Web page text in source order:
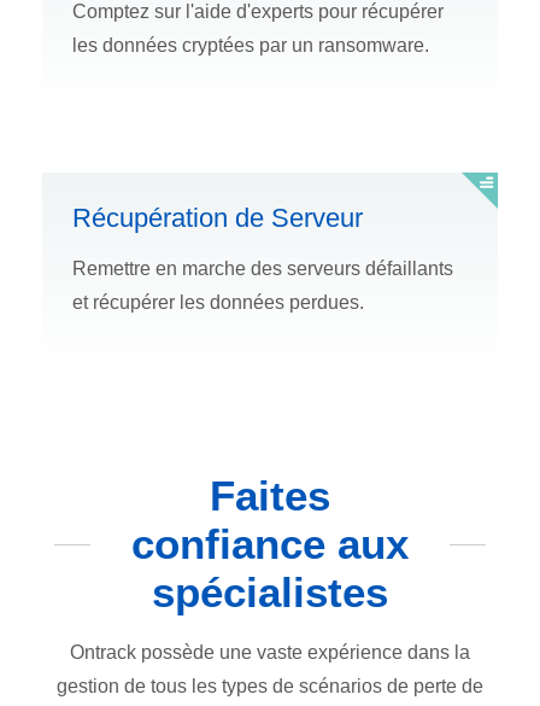
Comptez sur l'aide d'experts pour récupérer
les données cryptées par un ransomware.
Récupération de Serveur
Remettre en marche des serveurs défaillants
et récupérer les données perdues.
Faites
confiance aux
spécialistes
Ontrack possède une vaste expérience dans la
gestion de tous les types de scénarios de perte de